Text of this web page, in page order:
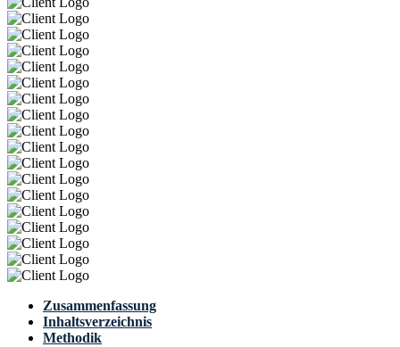
Zusammenfassung
Inhaltsverzeichnis
Methodik